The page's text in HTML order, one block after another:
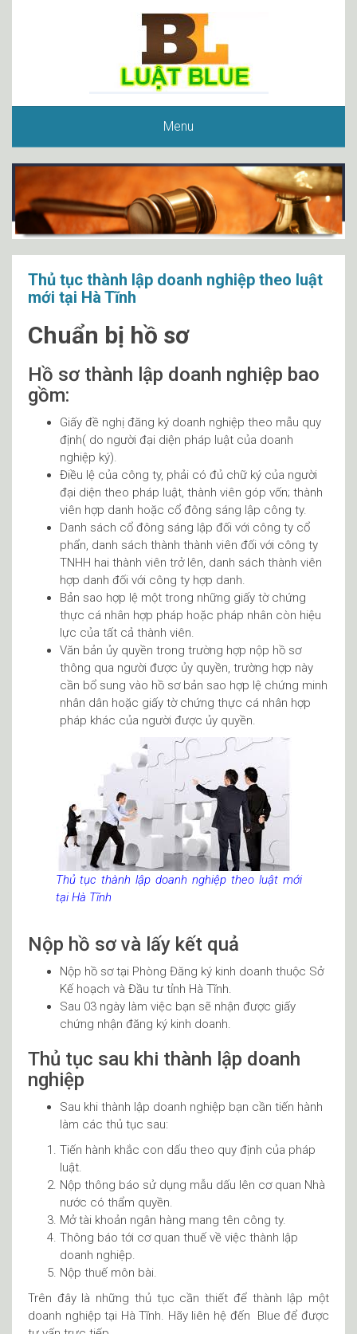
Menu
Thủ tục thành lập doanh nghiệp theo luật
mới tại Hà Tĩnh
Chuẩn bị hồ sơ
Hồ sơ thành lập doanh nghiệp bao
gồm:
Giấy đề nghị đăng ký doanh nghiệp theo mẫu quy
định( do người đại diện pháp luật của doanh
nghiệp ký).
Điều lệ của công ty, phải có đủ chữ ký của người
đại diện theo pháp luật, thành viên góp vốn; thành
viên hợp danh hoặc cổ đông sáng lập công ty.
Danh sách cổ đông sáng lập đối với công ty cổ
phẩn, danh sách thành thành viên đối với công ty
TNHH hai thành viên trở lên, danh sách thành viên
hợp danh đối với công ty hợp danh.
Bản sao hợp lệ một trong những giấy tờ chứng
thực cá nhân hợp pháp hoặc pháp nhân còn hiệu
lực của tất cả thành viên.
Văn bản ủy quyền trong trường hợp nộp hồ sơ
thông qua người được ủy quyền, trường hợp này
cần bổ sung vào hồ sơ bản sao hợp lệ chứng minh
nhân dân hoặc giấy tờ chứng thực cá nhân hợp
pháp khác của người được ủy quyền.
Thủ tục thành lập doanh nghiệp theo luật mới
tại Hà Tĩnh
Nộp hồ sơ và lấy kết quả
Nộp hồ sơ tại Phòng Đăng ký kinh doanh thuộc Sở
Kế hoạch và Đầu tư tỉnh Hà Tĩnh.
Sau 03 ngày làm việc bạn sẽ nhận được giấy
chứng nhận đăng ký kinh doanh.
Thủ tục sau khi thành lập doanh
nghiệp
Sau khi thành lập doanh nghiệp bạn cần tiến hành
làm các thủ tục sau:
Tiến hành khắc con dấu theo quy định của pháp
luật.
Nộp thông báo sử dụng mẫu dấu lên cơ quan Nhà
nước có thẩm quyền.
Mở tài khoản ngân hàng mang tên công ty.
Thông báo tới cơ quan thuế về việc thành lập
doanh nghiệp.
Nộp thuế môn bài.
Trên đây là những thủ tục cần thiết để thành lập một
doanh nghiệp tại Hà Tĩnh. Hãy liên hệ đến Blue để được